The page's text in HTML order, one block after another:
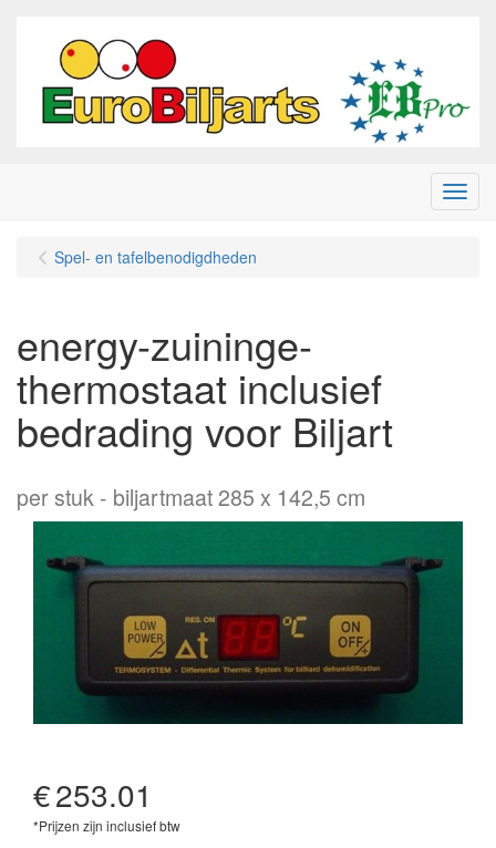
Menu
Spel- en tafelbenodigdheden
energy-zuininge-
thermostaat inclusief
bedrading voor Biljart
per stuk biljartmaat 285 x 142,5 cm
€253.01
*Prijzen zijn inclusief btw